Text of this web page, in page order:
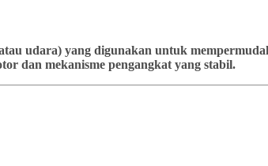
udara) yang digunakan untuk
dan mekanisme pengangkat yang stabil.